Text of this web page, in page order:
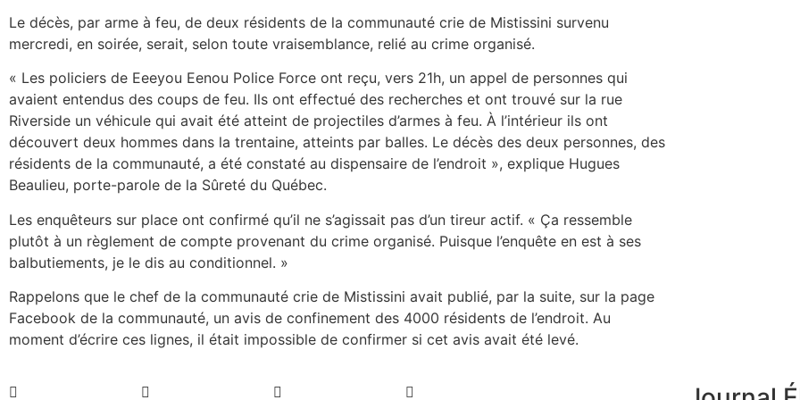
Le décès, par arme à feu, de deux résidents de la communauté crie de Mistissini survenu
mercredi, en soirée, serait, selon toute vraisemblance, relié au crime organisé.
« Les policiers de Eeeyou Eenou Police Force ont reçu, vers 21h, un appel de personnes qui
avaient entendus des coups de feu. Ils ont effectué des recherches et ont trouvé sur la rue
Riverside un véhicule qui avait été atteint de projectiles d’armes à feu. À l’intérieur ils ont
découvert deux hommes dans la trentaine, atteints par balles. Le décès des deux personnes, des
résidents de la communauté, a été constaté au dispensaire de l’endroit », explique Hugues
Beaulieu, porte-parole de la Sûreté du Québec.
Les enquêteurs sur place ont confirmé qu’il ne s’agissait pas d’un tireur actif. « Ça ressemble
plutôt à un règlement de compte provenant du crime organisé. Puisque l’enquête en est à ses
balbutiements, je le dis au conditionnel. »
Rappelons que le chef de la communauté crie de Mistissini avait publié, par la suite, sur la page
Facebook de la communauté, un avis de confinement des 4000 résidents de l’endroit. Au
moment d’écrire ces lignes, il était impossible de confirmer si cet avis avait été levé.